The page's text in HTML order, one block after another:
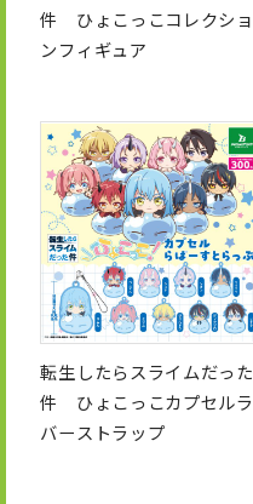
件 ひょこっこコレクショ
ンフィギュア
転生したらスライムだった
件 ひょこっこカプセルラ
バーストラップ